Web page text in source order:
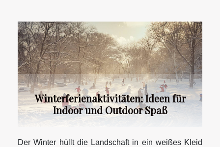
Winterferienaktivitäten: Ideen für
Indoor und Outdoor Spaß
Der Winter hüllt die Landschaft in ein weißes Kleid